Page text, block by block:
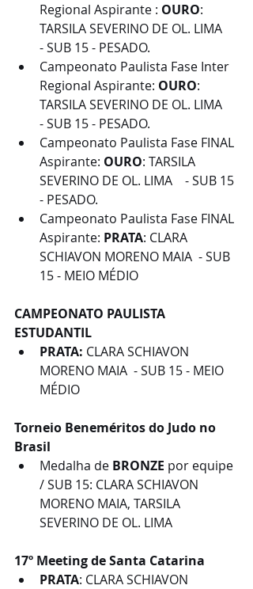
Regional Aspirante : OURO:
TARSILA SEVERINO DE OL. LIMA
- SUB 15 - PESADO.
Campeonato Paulista Fase Inter
Regional Aspirante: OURO:
TARSILA SEVERINO DE OL. LIMA
- SUB 15 - PESADO.
Campeonato Paulista Fase FINAL
Aspirante: OURO: TARSILA
SEVERINO DE OL. LIMA    - SUB 15
- PESADO.
Campeonato Paulista Fase FINAL
Aspirante: PRATA: CLARA
SCHIAVON MORENO MAIA  - SUB
15 - MEIO MÉDIO
CAMPEONATO PAULISTA
ESTUDANTIL
PRATA: CLARA SCHIAVON
MORENO MAIA  - SUB 15 - MEIO
MÉDIO
Torneio Beneméritos do Judo no
Brasil
Medalha de BRONZE por equipe
/ SUB 15: CLARA SCHIAVON
MORENO MAIA, TARSILA
SEVERINO DE OL. LIMA
17º Meeting de Santa Catarina
PRATA: CLARA SCHIAVON